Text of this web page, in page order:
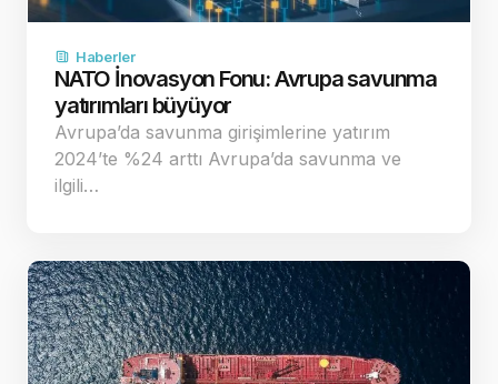
Haberler
NATO İnovasyon Fonu: Avrupa savunma
yatırımları büyüyor
Avrupa’da savunma girişimlerine yatırım
2024’te %24 arttı Avrupa’da savunma ve
ilgili…